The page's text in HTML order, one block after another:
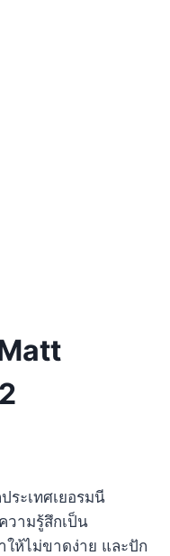
ระเทศเยอรมนี
วามรู้สึกเป็น
ให้ไม่ขาดง่าย และปัก